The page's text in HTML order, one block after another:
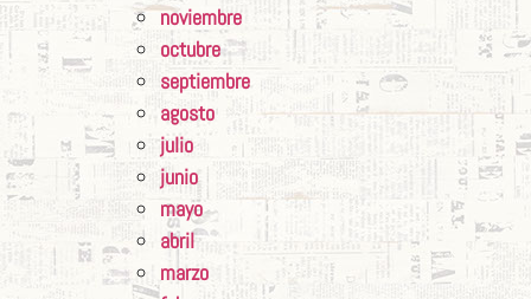
noviembre
octubre
septiembre
agosto
julio
junio
mayo
abril
marzo